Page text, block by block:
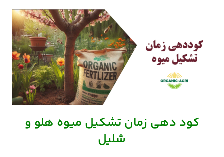
کود دهی زمان تشکیل میوه هلو و
شلیل